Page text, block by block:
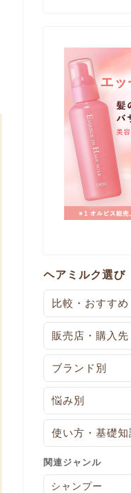
ヘアミルク選び
比較・おすすめ
販売店・購入先
ブランド別
悩み別
使い方・基礎知
関連ジャンル
シャンプー